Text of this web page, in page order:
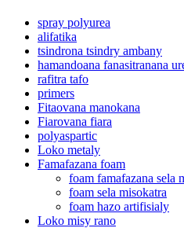
spray polyurea
alifatika
tsindrona tsindry ambany
hamandoana fanasitranana
rafitra tafo
primers
Fitaovana manokana
Fiarovana fiara
polyaspartic
Loko metaly
Famafazana foam
foam famafazana sela
foam sela misokatra
foam hazo artifisialy
Loko misy rano